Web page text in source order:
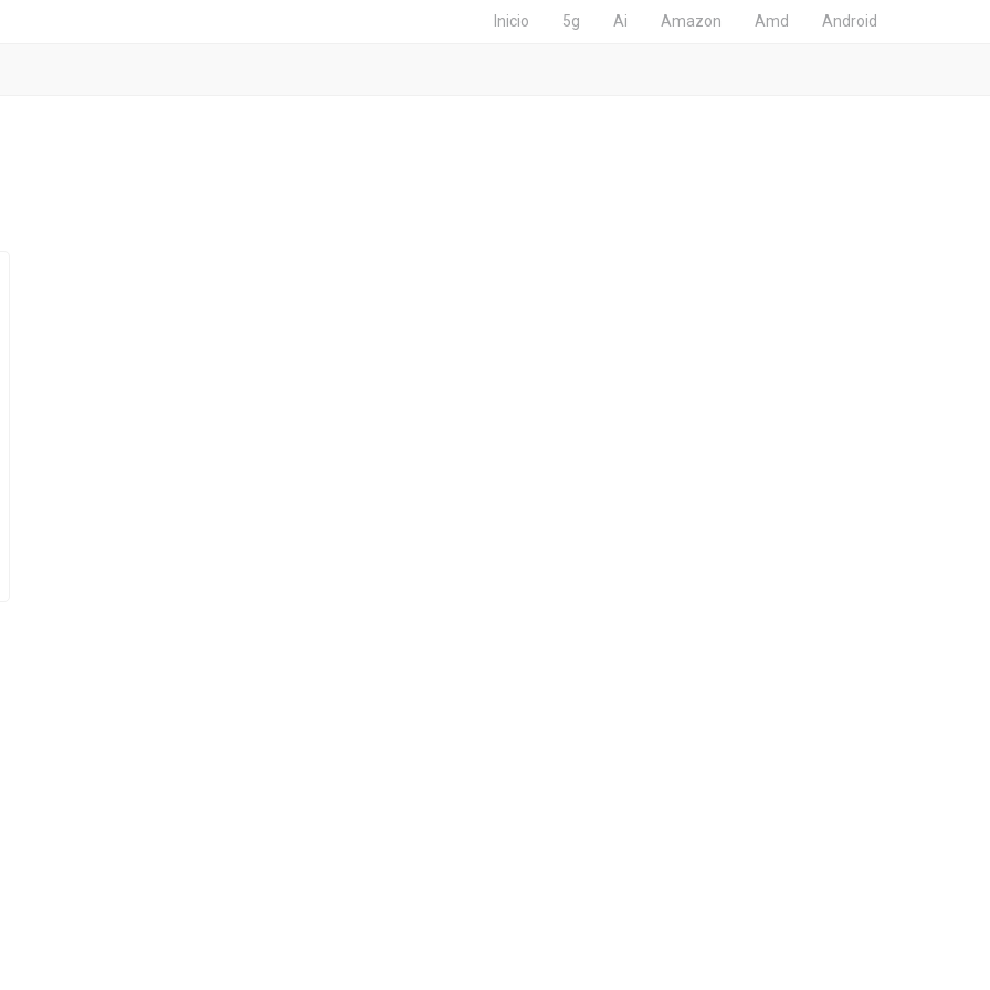
Inicio 5g Ai Amazon Amd Android